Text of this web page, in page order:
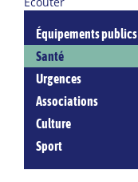
Équipements publics
Santé
Urgences
Associations
Culture
Sport